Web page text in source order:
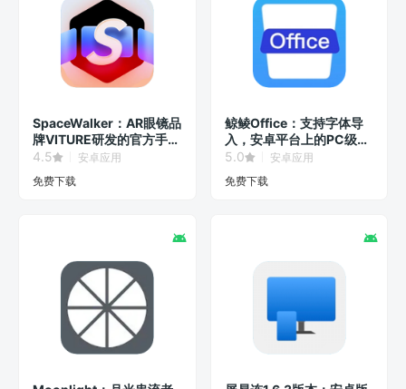
SpaceWalker：AR眼镜品
牌VITURE研发的官方手机
客户端！
4.5
安卓应用
免费下载
鲸鲮Office：支持字体导
入，安卓平台上的PC级办
公软件！
5.0
安卓应用
免费下载